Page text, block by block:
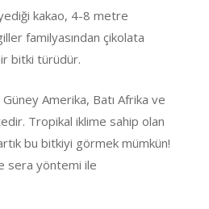
kakao, 4-8 metre
familyasından çikolata
bitki türüdür.
Amerika, Batı Afrika ve
Tropikal iklime sahip olan
bu bitkiyi görmek mümkün!
sera yöntemi ile